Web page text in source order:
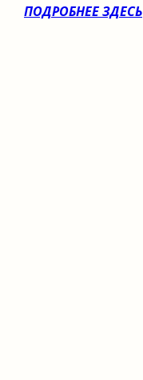
ПОДРОБНЕЕ ЗДЕСЬ